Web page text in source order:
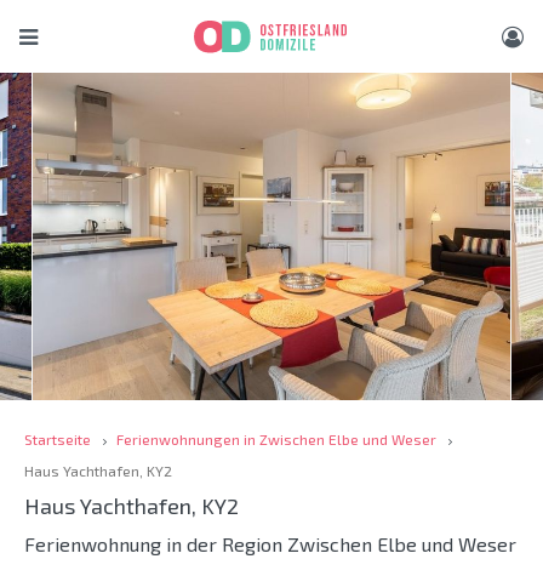
Startseite
Ferienwohnungen in Zwischen Elbe und Weser
Haus Yachthafen, KY2
Haus Yachthafen, KY2
Ferienwohnung in der Region Zwischen Elbe und Weser